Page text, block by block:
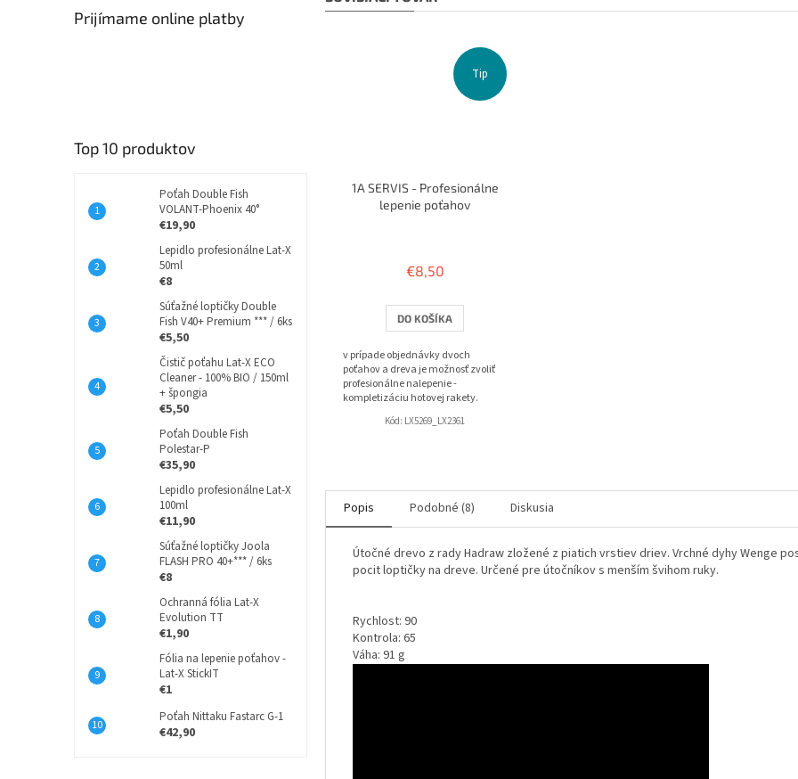
Prijímame online platby
Top 10 produktov
Poťah Double Fish
VOLANT-Phoenix 40°
€19,90
Lepidlo profesionálne Lat-X
50ml
€8
Súťažné loptičky Double
Fish V40+ Premium *** / 6ks
€5,50
Čistič poťahu Lat-X ECO
Cleaner - 100% BIO / 150ml
+ špongia
€5,50
Poťah Double Fish
Polestar-P
€35,90
Lepidlo profesionálne Lat-X
100ml
€11,90
Súťažné loptičky Joola
FLASH PRO 40+*** / 6ks
€8
Ochranná fólia Lat-X
Evolution TT
€1,90
Fólia na lepenie poťahov -
Lat-X StickIT
€1
Poťah Nittaku Fastarc G-1
€42,90
Tip
1A SERVIS - Profesionálne
lepenie poťahov
produktu
je
z
5
hviezdičiek.
€8,50
DO KOŠÍKA
v prípade objednávky dvoch
poťahov a dreva je možnosť zvoliť
profesionálne nalepenie -
kompletizáciu hotovej rakety.
Kód: LX5269_LX2361
Popis Podobné (8) Diskusia
Útočné drevo z rady Hadraw zložené z piatich vrstiev driev. Vrchné dyhy Wenge
pocit loptičky na dreve. Určené pre útočníkov s menším švihom ruky.
Rychlost: 90
Kontrola: 65
Váha: 91 g